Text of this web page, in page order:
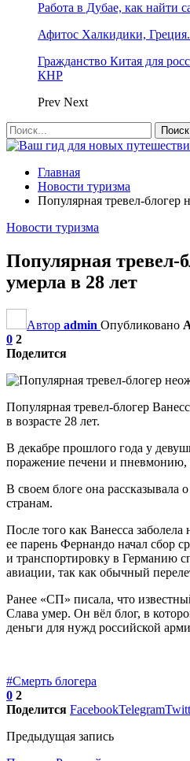
Работа в Дубае, как найти
Афитос Халкидики,
Гражданство Китая для
КНР
Prev Next
Главная
Новости туризма
Популярная тревел-блогер
Новости туризма
Популярная тревел-
умерла в 28 лет
Автор admin Опубликовано
0 2
Поделится
Популярная тревел-блогер
в возрасте 28 лет.
В декабре прошлого года у
поражение печени и пневмонию,
В своем блоге она рассказывала
странам.
После того как Ванесса
ее парень Фернандо начал сбор
и транспортировку в Германию
авиации, так как обычный
Ранее «СП» писала, что
Слава умер. Он вёл блог, в
деньги для нужд российской
#Смерть блогера
0 2
Поделится FacebookTelegram
Предыдущая запись